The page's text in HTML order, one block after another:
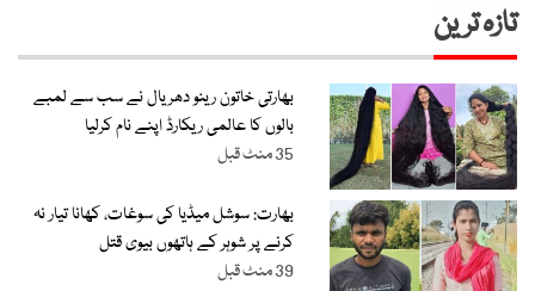
تازہ ترین
بھارتی خاتون رینو دھریال نے سب سے لمبے
بالوں کا عالمی ریکارڈ اپنے نام کرلیا
35 منٹ قبل
بھارت: سوشل میڈیا کی سوغات، کھانا تیار نہ
کرنے پر شوہر کے ہاتھوں بیوی قتل
39 منٹ قبل